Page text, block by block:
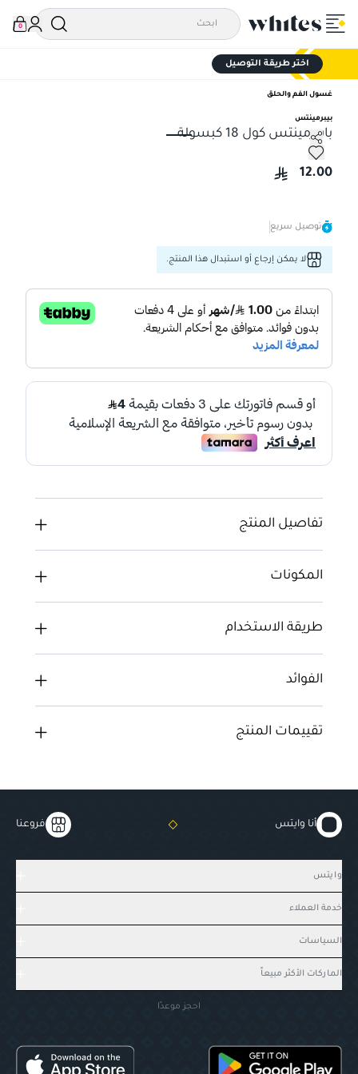
0
اختر طريقة التوصيل
غسول الفم والحلق
بيبرمينتس
بابيرمينتس كول 18 كبسولة
بابيرمينتس كول 18 كبسولة
12.00
توصيل سريع
لا يمكن إرجاع أو استبدال هذا المنتج.
تفاصيل المنتج
المكونات
طريقة الاستخدام
الفوائد
تقييمات المنتج
أنا وايتس فروعنا
وايتس
خدمة العملاء
السياسات
الماركات الأكثر مبيعاً
احجز موعدًا